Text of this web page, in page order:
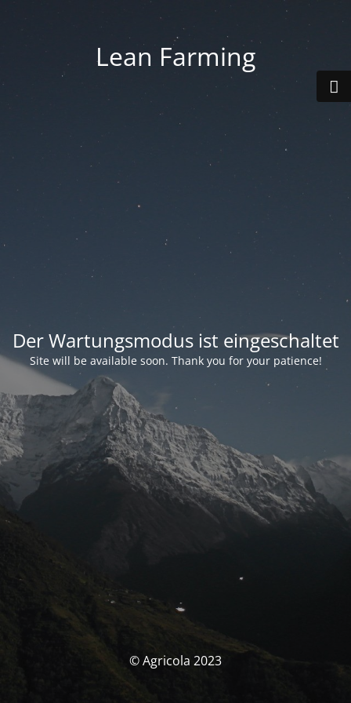
Lean Farming
Der Wartungsmodus ist eingeschaltet
Site will be available soon. Thank you for your patience!
© Agricola 2023